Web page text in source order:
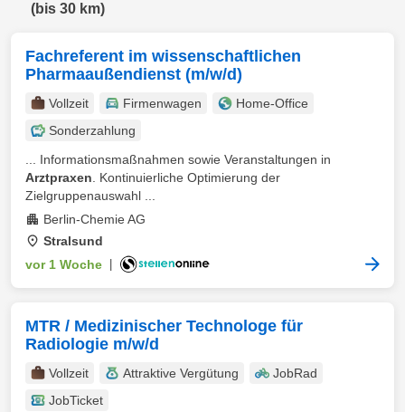
(bis 30 km)
Fachreferent im wissenschaftlichen
Pharmaaußendienst (m/w/d)
Vollzeit Firmenwagen
Home-Office
Sonderzahlung
... Informationsmaßnahmen sowie Veranstaltungen in
Arztpraxen . Kontinuierliche Optimierung der
Zielgruppenauswahl ...
Berlin-Chemie AG
Stralsund
vor 1 Woche
MTR / Medizinischer Technologe für
Radiologie m/w/d
Vollzeit Attraktive Vergütung
JobRad
JobTicket